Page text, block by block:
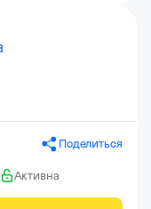
Поделиться
Активна